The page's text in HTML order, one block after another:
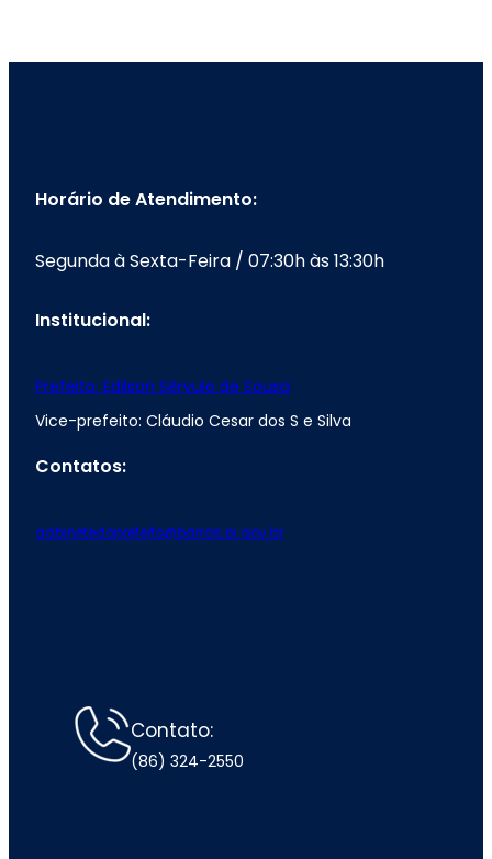
Horário de Atendimento:
Segunda à Sexta-Feira / 07:30h às 13:30h
Institucional:
Prefeito: Edilson Sérvulo de Sousa
Vice-prefeito: Cláudio Cesar dos S e Silva
Contatos:
gabinetedoprefeito@barras.pi.gov.br
Contato:
(86) 324-2550